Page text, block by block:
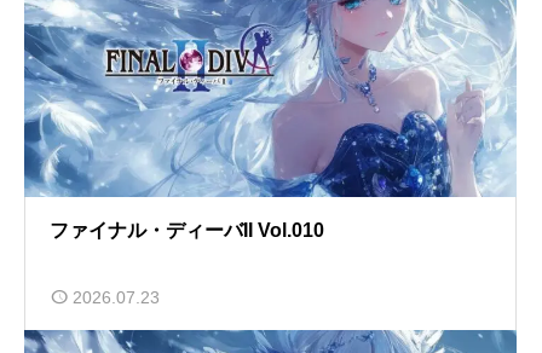
ファイナル・ディーバII Vol.010
2026.07.23